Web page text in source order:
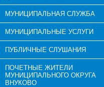
МУНИЦИПАЛЬНАЯ СЛУЖБА
МУНИЦИПАЛЬНЫЕ УСЛУГИ
ПУБЛИЧНЫЕ СЛУШАНИЯ
ПОЧЕТНЫЕ ЖИТЕЛИ
МУНИЦИПАЛЬНОГО ОКРУГА
ВНУКОВО